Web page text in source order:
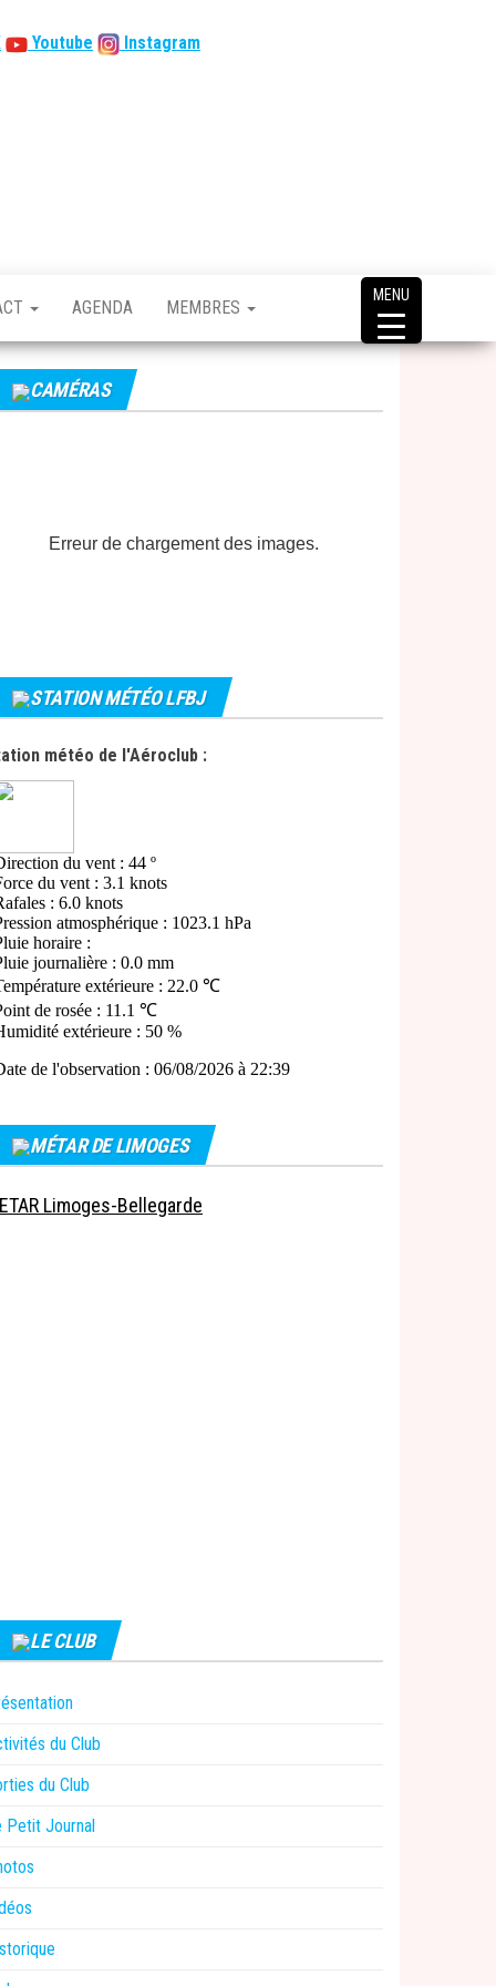
Youtube Instagram
AGENDA MEMBRES
CAMÉRAS
Erreur de chargement des images.
STATION MÉTÉO LFBJ
météo de l'Aéroclub :
MÉTAR DE LIMOGES
Limoges-Bellegarde
LE CLUB
du Club
du Club
Petit Journal
MENU